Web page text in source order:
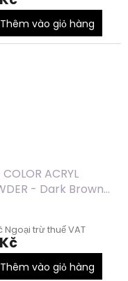
Thêm vào giỏ hàng
COLOR ACRYL
- Dark Brown
Ngoại trừ thuế VAT
Thêm vào giỏ hàng